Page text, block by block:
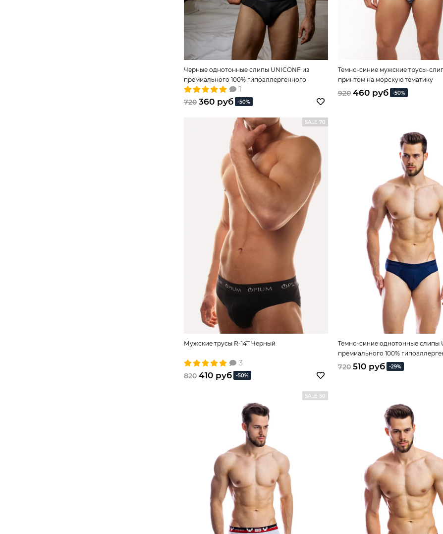
Черные однотонные слипы UNICONF из
премиального 100% гипоаллергенного
хлопка
1
720 360 руб -50%
Темно-синие мужские трусы-
принтом на морскую тематику
920 460 руб -50%
SALE 70
Мужские трусы R-14T Черный
3
820 410 руб -50%
Темно-синие однотонные слипы
премиального 100%
хлопка
720 510 руб -29%
SALE 50